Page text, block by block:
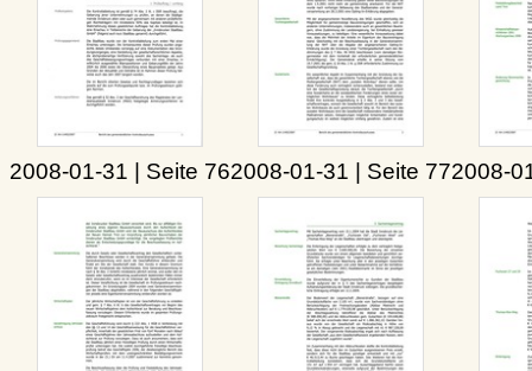
2008-01-31 | Seite 762008-01-31 | Seite 772008-